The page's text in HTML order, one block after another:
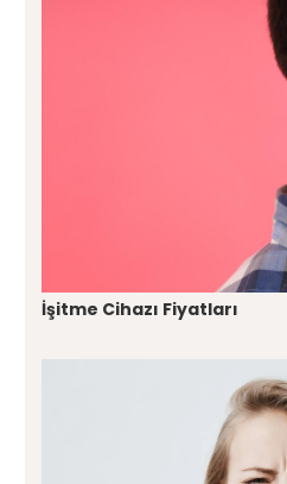
İşitme Cihazı Fiyatları